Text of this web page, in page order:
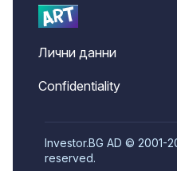
Лични данни
Confidentiality
Investor.BG AD © 2001-
reserved.